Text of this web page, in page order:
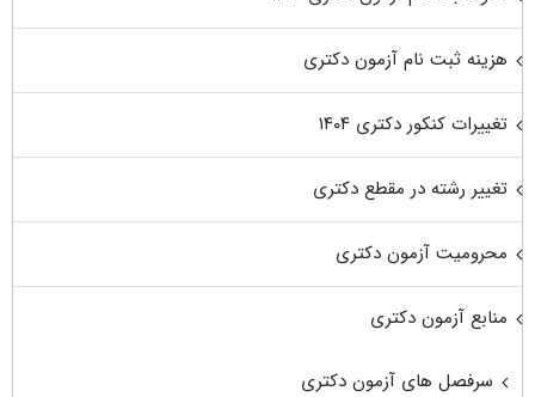
هزینه ثبت نام آزمون دکتری
تغییرات کنکور دکتری ۱۴۰۴
تغییر رشته در مقطع دکتری
محرومیت آزمون دکتری
منابع آزمون دکتری
سرفصل های آزمون دکتری